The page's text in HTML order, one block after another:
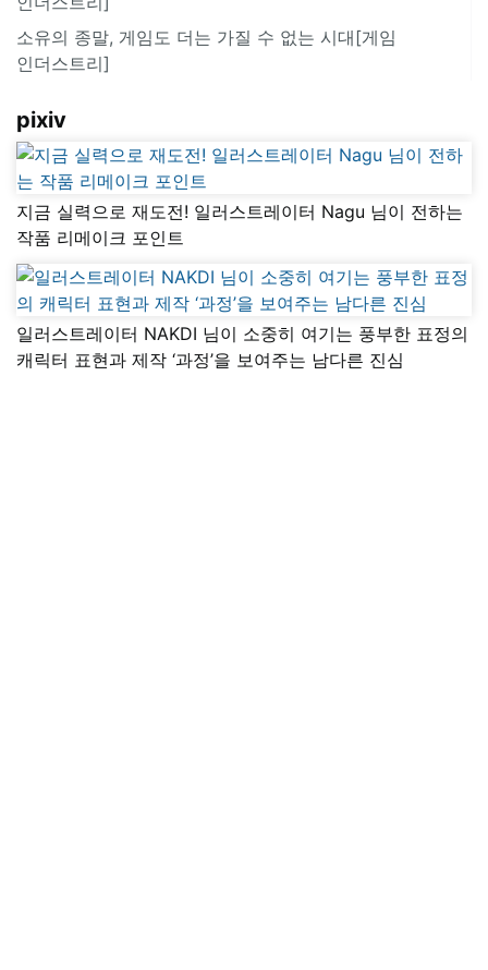
소유의 종말, 게임도 더는 가질 수 없는 시대[게임
인더스트리]
pixiv
지금 실력으로 재도전! 일러스트레이터 Nagu 님이 전하는
작품 리메이크 포인트
일러스트레이터 NAKDI 님이 소중히 여기는 풍부한 표정의
캐릭터 표현과 제작 ‘과정’을 보여주는 남다른 진심